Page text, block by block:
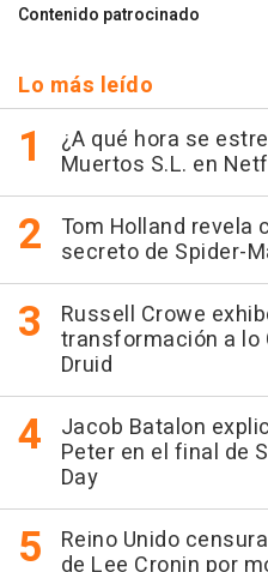
Contenido patrocinado
Lo más leído
¿A qué hora se
Muertos S.L. en
Tom Holland revela
secreto de Spider-
Russell Crowe
transformación a lo
Druid
Jacob Batalon
Peter en el final de
Day
Reino Unido